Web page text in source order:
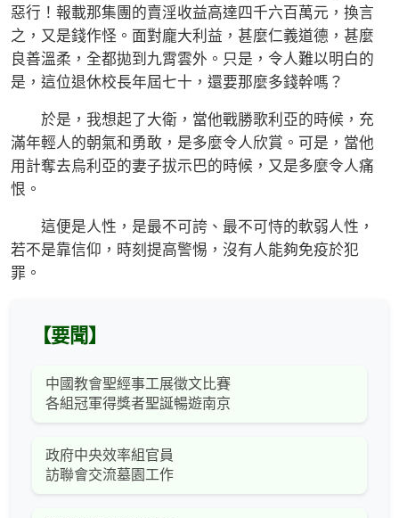
惡行！報載那集團的賣淫收益高達四千六百萬元，換言
之，又是錢作怪。面對龐大利益，甚麼仁義道德，甚麼
良善溫柔，全都拋到九霄雲外。只是，令人難以明白的
是，這位退休校長年屆七十，還要那麼多錢幹嗎？
於是，我想起了大衛，當他戰勝歌利亞的時候，充
滿年輕人的朝氣和勇敢，是多麼令人欣賞。可是，當他
用計奪去烏利亞的妻子拔示巴的時候，又是多麼令人痛
恨。
這便是人性，是最不可誇、最不可恃的軟弱人性，
若不是靠信仰，時刻提高警惕，沒有人能夠免疫於犯
罪。
【要聞】
中國教會聖經事工展徵文比賽
各組冠軍得獎者聖誕暢遊南京
政府中央效率組官員
訪聯會交流墓園工作